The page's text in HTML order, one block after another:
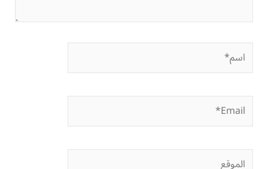
اسم*
Email*
الموقع